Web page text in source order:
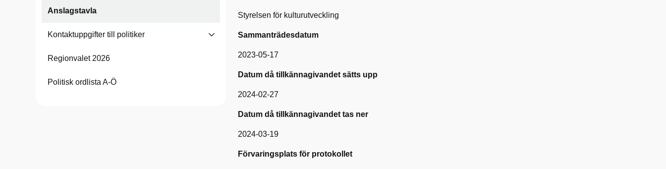
Anslagstavla
Kontaktuppgifter till politiker
Regionvalet 2026
Politisk ordlista A-Ö
Styrelsen för kulturutveckling
Sammanträdesdatum
2023-05-17
Datum då tillkännagivandet sätts upp
2024-02-27
Datum då tillkännagivandet tas ner
2024-03-19
Förvaringsplats för protokollet